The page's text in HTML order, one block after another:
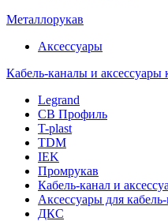
Металлорукав
Аксессуары
Кабель-каналы и аксессуары
Legrand
СВ Профиль
T-plast
TDM
IEK
Промрукав
Кабель-канал и
Аксессуары для
ДКС